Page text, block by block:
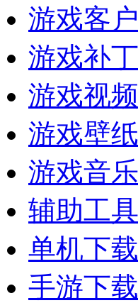
游戏客
游戏补丁
游戏视频
游戏壁纸
游戏音乐
辅助工具
单机下载
手游下载